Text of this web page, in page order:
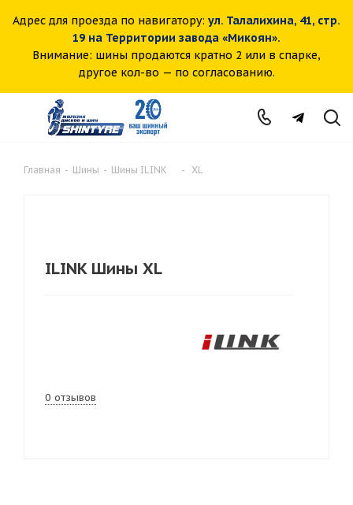
Адрес для проезда по навигатору: ул. Талалихина, 41, стр.
19 на Территории завода «Микоян».
Внимание: шины продаются кратно 2 или в спарке,
другое кол-во — по согласованию.
Главная - Шины - Шины ILINK - XL
ILINK Шины XL
0 отзывов